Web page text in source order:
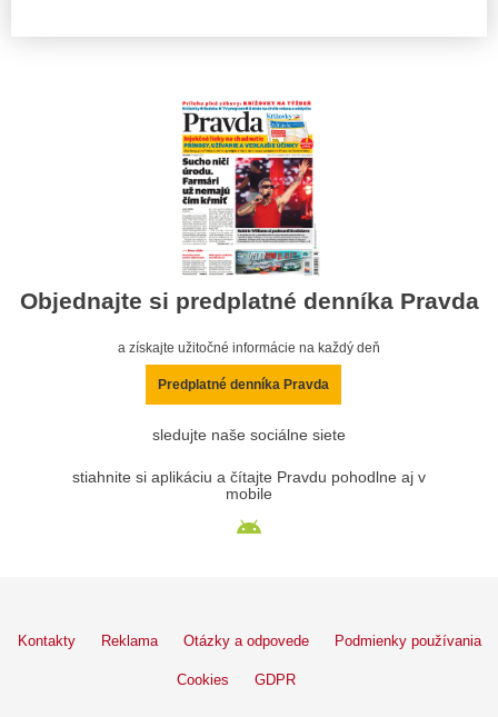
Objednajte si predplatné denníka Pravda
a získajte užitočné informácie na každý deň
Predplatné denníka Pravda
sledujte naše sociálne siete
stiahnite si aplikáciu a čítajte Pravdu pohodlne aj v
mobile
Kontakty Reklama Otázky a odpovede Podmienky používania
Cookies GDPR